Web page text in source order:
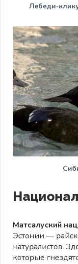
Лебеди-
Матсалуский
Эстонии —
натуралистов.
которые